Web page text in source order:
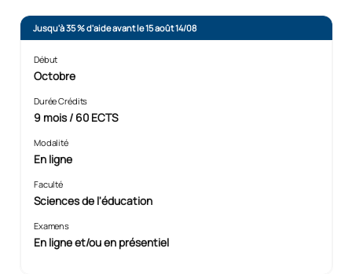
Jusqu'à 35 % d'aide avant le 15 août 14/08
Début
Octobre
Durée Crédits
9 mois / 60 ECTS
Modalité
En ligne
Faculté
Sciences de l'éducation
Examens
En ligne et/ou en présentiel